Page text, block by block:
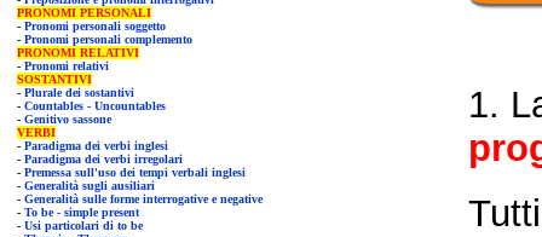
PRONOMI PERSONALI
- Pronomi personali soggetto
- Pronomi personali complemento
PRONOMI RELATIVI
- Pronomi relativi
SOSTANTIVI
- Plurale dei sostantivi
- Countables - Uncountables
- Genitivo sassone
VERBI
- Paradigma dei verbi inglesi
- Paradigma dei verbi irregolari
- Premessa sull'uso dei tempi verbali inglesi
- Generalità sugli ausiliari
- Generalità sulle forme interrogative e negative
- To be - simple present
- Usi particolari di to be
1.